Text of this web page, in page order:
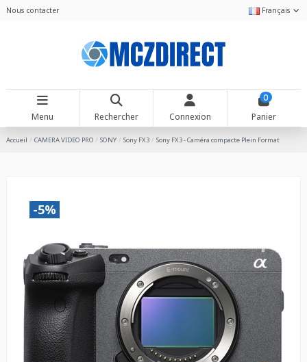
Nous contacter Français
Menu Rechercher Connexion
0
Panier
Accueil CAMERA VIDEO PRO SONY Sony FX3 Sony FX3 - Caméra compacte Plein Format
-5%